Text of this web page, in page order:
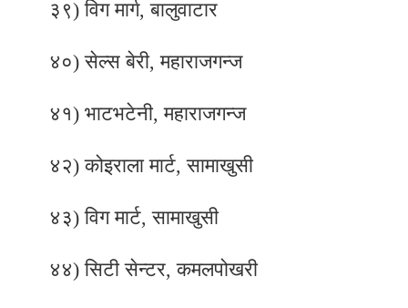
३९) विग मार्ग, बालुवाटार
४०) सेल्स बेरी, महाराजगन्ज
४१) भाटभटेनी, महाराजगन्ज
४२) कोइराला मार्ट, सामाखुसी
४३) विग मार्ट, सामाखुसी
४४) सिटी सेन्टर, कमलपोखरी